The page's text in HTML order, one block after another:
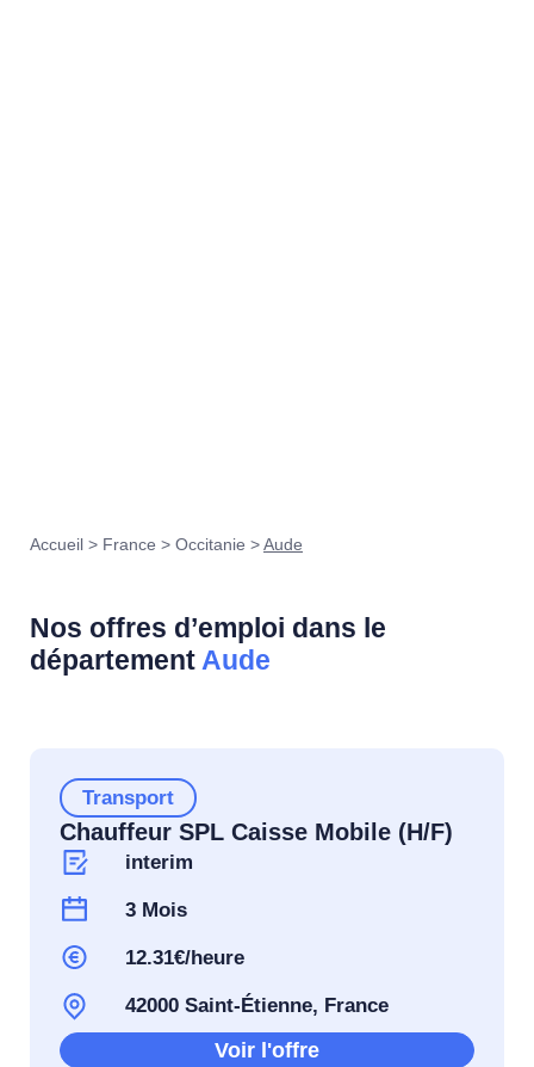
Accueil > France > Occitanie >Aude
Nos offres d’emploi dans le
département Aude
Transport
Chauffeur SPL Caisse Mobile (H/F)
interim
3 Mois
12.31€/heure
42000 Saint-Étienne, France
Voir l'offre